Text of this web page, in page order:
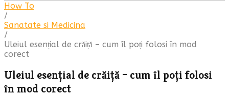
How To
/
Sanatate si Medicina
/
Uleiul esențial de crăiță – cum îl poți folosi în mod
corect
Uleiul esențial de crăiță – cum îl poți folosi
în mod corect